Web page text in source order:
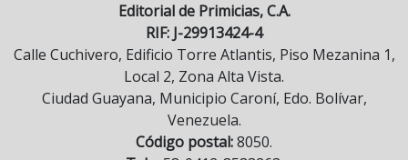
Editorial de Primicias, C.A.
RIF: J-29913424-4
Calle Cuchivero, Edificio Torre Atlantis, Piso Mezanina 1,
Local 2, Zona Alta Vista.
Ciudad Guayana, Municipio Caroní, Edo. Bolívar,
Venezuela.
Código postal:8050.